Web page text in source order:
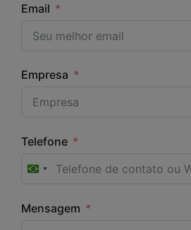
Email
Empresa
Telefone
Brazil +55
Mensagem